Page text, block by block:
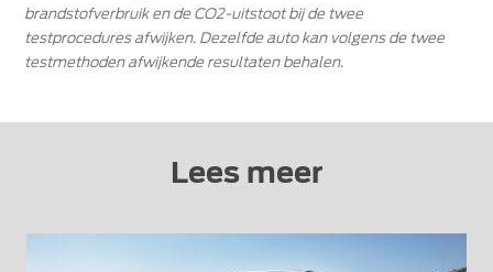
brandstofverbruik en de CO2-uitstoot bij de twee
testprocedures afwijken. Dezelfde auto kan volgens de twee
testmethoden afwijkende resultaten behalen.
Lees meer